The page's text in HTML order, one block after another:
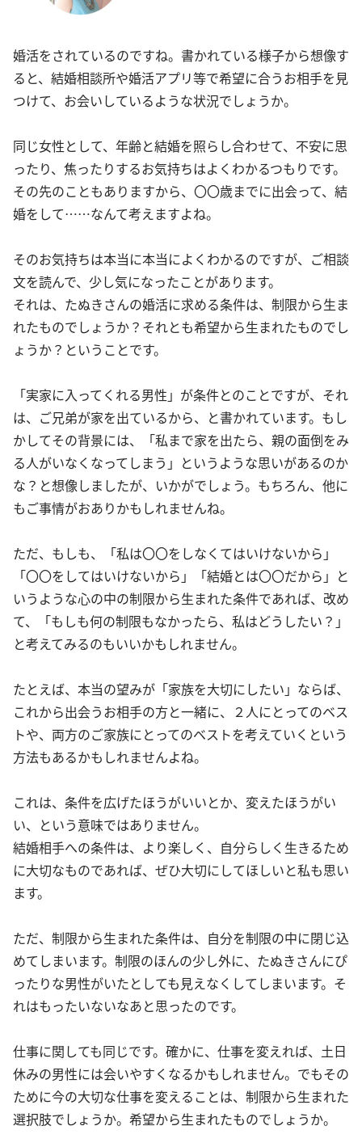
婚活をされているのですね。書かれている様子から想像す
ると、結婚相談所や婚活アプリ等で希望に合うお相手を見
つけて、お会いしているような状況でしょうか。
同じ女性として、年齢と結婚を照らし合わせて、不安に思
ったり、焦ったりするお気持ちはよくわかるつもりです。
その先のこともありますから、〇〇歳までに出会って、結
婚をして……なんて考えますよね。
そのお気持ちは本当に本当によくわかるのですが、ご相談
文を読んで、少し気になったことがあります。
それは、たぬきさんの婚活に求める条件は、制限から生ま
れたものでしょうか？それとも希望から生まれたものでし
ょうか？ということです。
「実家に入ってくれる男性」が条件とのことですが、それ
は、ご兄弟が家を出ているから、と書かれています。もし
かしてその背景には、「私まで家を出たら、親の面倒をみ
る人がいなくなってしまう」というような思いがあるのか
な？と想像しましたが、いかがでしょう。もちろん、他に
もご事情がおありかもしれませんね。
ただ、もしも、「私は〇〇をしなくてはいけないから」
「〇〇をしてはいけないから」「結婚とは〇〇だから」と
いうような心の中の制限から生まれた条件であれば、改め
て、「もしも何の制限もなかったら、私はどうしたい？」
と考えてみるのもいいかもしれません。
たとえば、本当の望みが「家族を大切にしたい」ならば、
これから出会うお相手の方と一緒に、２人にとってのベス
トや、両方のご家族にとってのベストを考えていくという
方法もあるかもしれませんよね。
これは、条件を広げたほうがいいとか、変えたほうがい
い、という意味ではありません。
結婚相手への条件は、より楽しく、自分らしく生きるため
に大切なものであれば、ぜひ大切にしてほしいと私も思い
ます。
ただ、制限から生まれた条件は、自分を制限の中に閉じ込
めてしまいます。制限のほんの少し外に、たぬきさんにぴ
ったりな男性がいたとしても見えなくしてしまいます。そ
れはもったいないなあと思ったのです。
仕事に関しても同じです。確かに、仕事を変えれば、土日
休みの男性には会いやすくなるかもしれません。でもその
ために今の大切な仕事を変えることは、制限から生まれた
選択肢でしょうか。希望から生まれたものでしょうか。